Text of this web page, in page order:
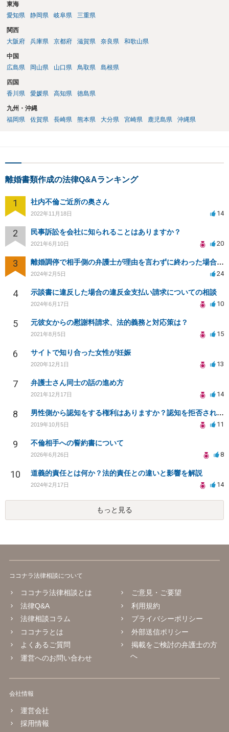
東海
愛知県
静岡県 岐阜県 三重県
関西
大阪府
兵庫県 京都府 滋賀県 奈良県 和歌山県
中国
広島県
岡山県 山口県 鳥取県 島根県
四国
香川県
愛媛県 高知県 徳島県
九州・沖縄
福岡県
佐賀県 長崎県 熊本県 大分県 宮崎県 鹿児島県 沖縄県
離婚書類作成の法律Q&Aランキング
1 社内不倫ご近所の奥さん
2022年11月18日 14
2 民事訴訟を会社に知られることはありますか？
2021年6月10日 20
3 離婚調停で相手側の弁護士が理由を言わずに終わった場合の対応について
2024年2月5日 24
4 示談書に違反した場合の違反金支払い請求についての相談
2024年6月17日 10
5 元彼女からの慰謝料請求、法的義務と対応策は？
2021年8月5日 15
6 サイトで知り合った女性が妊娠
2020年12月1日 13
7 弁護士さん同士の話の進め方
2021年12月17日 14
8 男性側から認知をする権利はありますか？認知を拒否され父親になる権利を奪われたら法律問題になりますか？
2019年10月5日 11
9 不倫相手への誓約書について
2026年6月26日 8
10 道義的責任とは何か？法的責任との違いと影響を解説
2024年2月17日 14
もっと見る
ココナラ法律相談について
ココナラ法律相談とは
法律Q&A
法律相談コラム
ココナラとは
よくあるご質問
運営へのお問い合わせ
ご意見・ご要望
利用規約
プライバシーポリシー
外部送信ポリシー
掲載をご検討の弁護士の方
へ
会社情報
運営会社
採用情報